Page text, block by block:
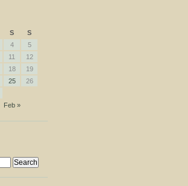
S S
Feb »
4
5
11
12
18
19
25
26